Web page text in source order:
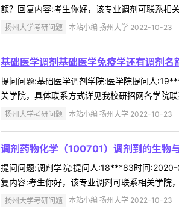
额？回复内容:考生你好，该专业调剂可联系相
扬州大学考研问题 本站小编 扬州大学 2022-10-23
基础医学调剂基础医学免疫学还有调剂名
提问问题:基础医学调剂学院:医学院提问人
关学院，具体联系方式详见我校研招网各学院
扬州大学考研问题 本站小编 扬州大学 2022-10-23
调剂药物化学（100701）调剂到的生物
提问问题:调剂学院:提问人:18***83时间
复内容:考生你好，该专业调剂可联系相关学院
扬州大学考研问题 本站小编 扬州大学 2022-10-23